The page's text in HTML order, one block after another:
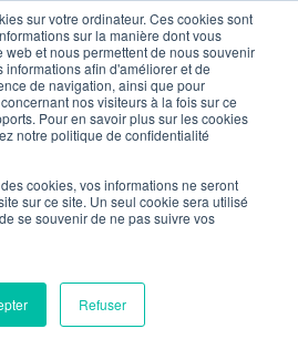
sur votre ordinateur. Ces cookies sont
sur la manière dont vous
web et nous permettent de nous souvenir
afin d'améliorer et de
de navigation, ainsi que pour
nos visiteurs à la fois sur ce
Pour en savoir plus sur les cookies
notre politique de confidentialité
cookies, vos informations ne seront
sur ce site. Un seul cookie sera utilisé
se souvenir de ne pas suivre vos
Refuser
Blog SEO» Black
les risques ?
: C'est quoi
22 mai 2024 par